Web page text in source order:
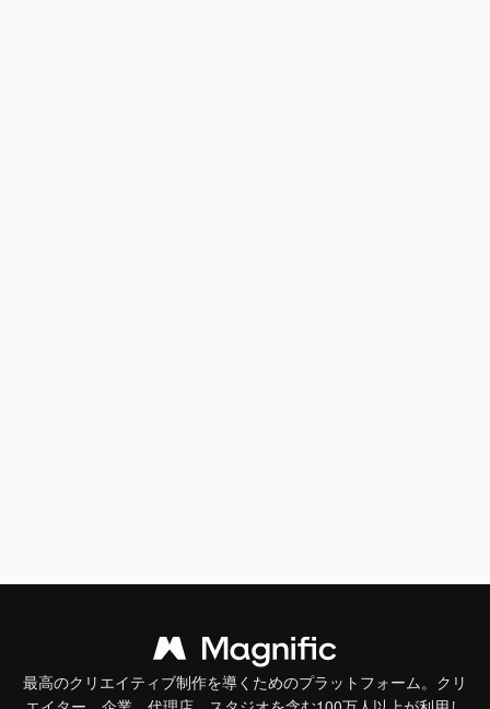
最高のクリエイティブ制作を導くためのプラットフォーム。クリ